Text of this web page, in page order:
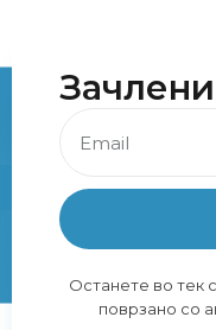
Останете во тек
поврзано со